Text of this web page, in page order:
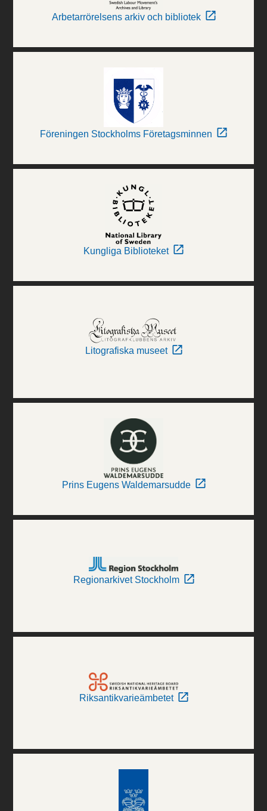
Arbetarrörelsens arkiv och bibliotek
Föreningen Stockholms Företagsminnen
Kungliga Biblioteket
Litografiska museet
Prins Eugens Waldemarsudde
Regionarkivet Stockholm
Riksantikvarieämbetet